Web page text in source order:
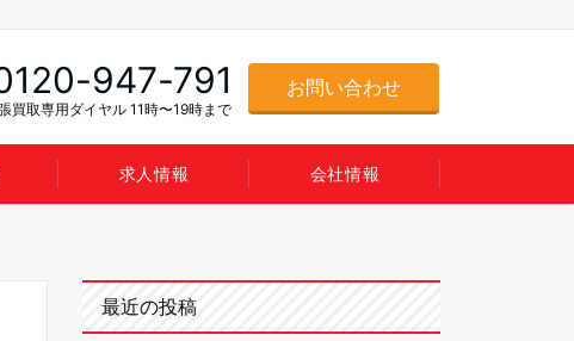
947-791
買取専用ダイヤル 11時〜19時まで
お問い合わせ
求人情報 会社情報
最近の投稿